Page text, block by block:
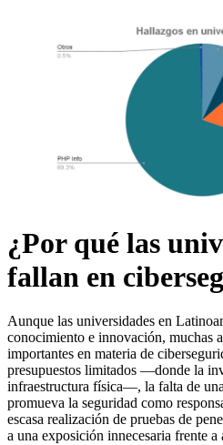
¿Por qué las
fallan en
Aunque las universidades en
conocimiento e innovación, muchas
importantes en materia de
presupuestos limitados —donde la
infraestructura física—, la falta de
promueva la seguridad como
escasa realización de pruebas de
a una exposición innecesaria frente a